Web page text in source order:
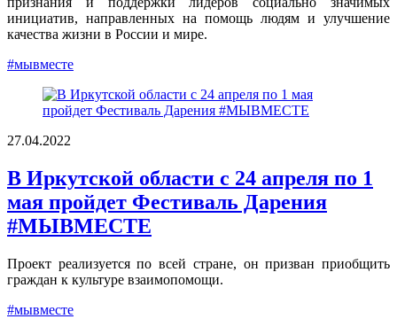
инициатив, направленных на помощь людям и улучшение
качества жизни в России и мире.
#мывместе
27.04.2022
В Иркутской области с 24 апреля по 1
мая пройдет Фестиваль Дарения
#МЫВМЕСТЕ
Проект реализуется по всей стране, он призван приобщить
граждан к культуре взаимопомощи.
#мывместе